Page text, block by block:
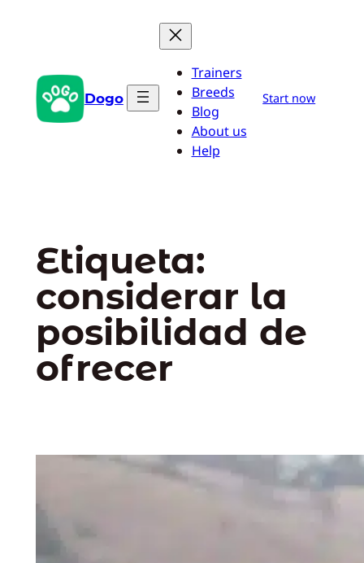
Dogo
Trainers
Breeds
Blog
About us
Help
Start now
Etiqueta:
considerar la
posibilidad de
ofrecer